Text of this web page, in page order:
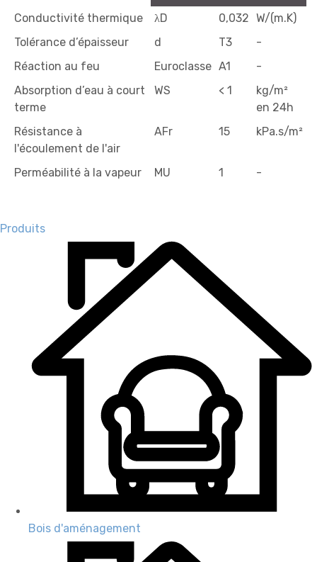
Conductivité thermique λD 0,032 W/(m.K)
Tolérance d’épaisseur
d T3
-
Réaction au feu
Euroclasse A1
-
Absorption d’eau à court
terme
WS < 1
kg/m²
en 24h
Résistance à
l'écoulement de l'air
AFr 15 kPa.s/m²
Perméabilité à la vapeur MU 1 -
Produits
Bois d'aménagement